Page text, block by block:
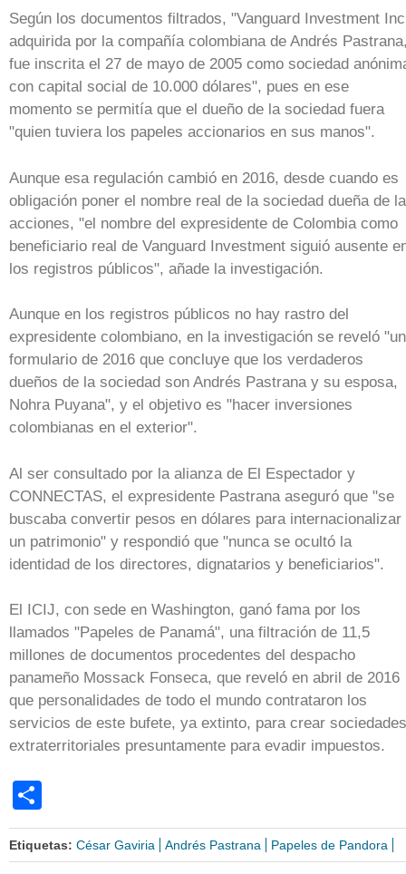
Según los documentos filtrados, "Vanguard Investment
adquirida por la compañía colombiana de Andrés
fue inscrita el 27 de mayo de 2005 como sociedad
con capital social de 10.000 dólares", pues en ese
momento se permitía que el dueño de la sociedad fuera
"quien tuviera los papeles accionarios en sus manos".
Aunque esa regulación cambió en 2016, desde cuando es
obligación poner el nombre real de la sociedad dueña de
acciones, "el nombre del expresidente de Colombia como
beneficiario real de Vanguard Investment siguió ausente
los registros públicos", añade la investigación.
Aunque en los registros públicos no hay rastro del
expresidente colombiano, en la investigación se reveló "un
formulario de 2016 que concluye que los verdaderos
dueños de la sociedad son Andrés Pastrana y su esposa,
Nohra Puyana", y el objetivo es "hacer inversiones
colombianas en el exterior".
Al ser consultado por la alianza de El Espectador y
CONNECTAS, el expresidente Pastrana aseguró que "se
buscaba convertir pesos en dólares para internacionalizar
un patrimonio" y respondió que "nunca se ocultó la
identidad de los directores, dignatarios y beneficiarios".
El ICIJ, con sede en Washington, ganó fama por los
llamados "Papeles de Panamá", una filtración de 11,5
millones de documentos procedentes del despacho
panameño Mossack Fonseca, que reveló en abril de 2016
que personalidades de todo el mundo contrataron los
servicios de este bufete, ya extinto, para crear sociedades
extraterritoriales presuntamente para evadir impuestos.
Etiquetas: César Gaviria Andrés Pastrana Papeles de Pandora